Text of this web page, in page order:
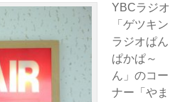
YBCラジオ
「ゲツキン
ラジオぱん
ぱかぱ～
ん」のコー
ナー「やま